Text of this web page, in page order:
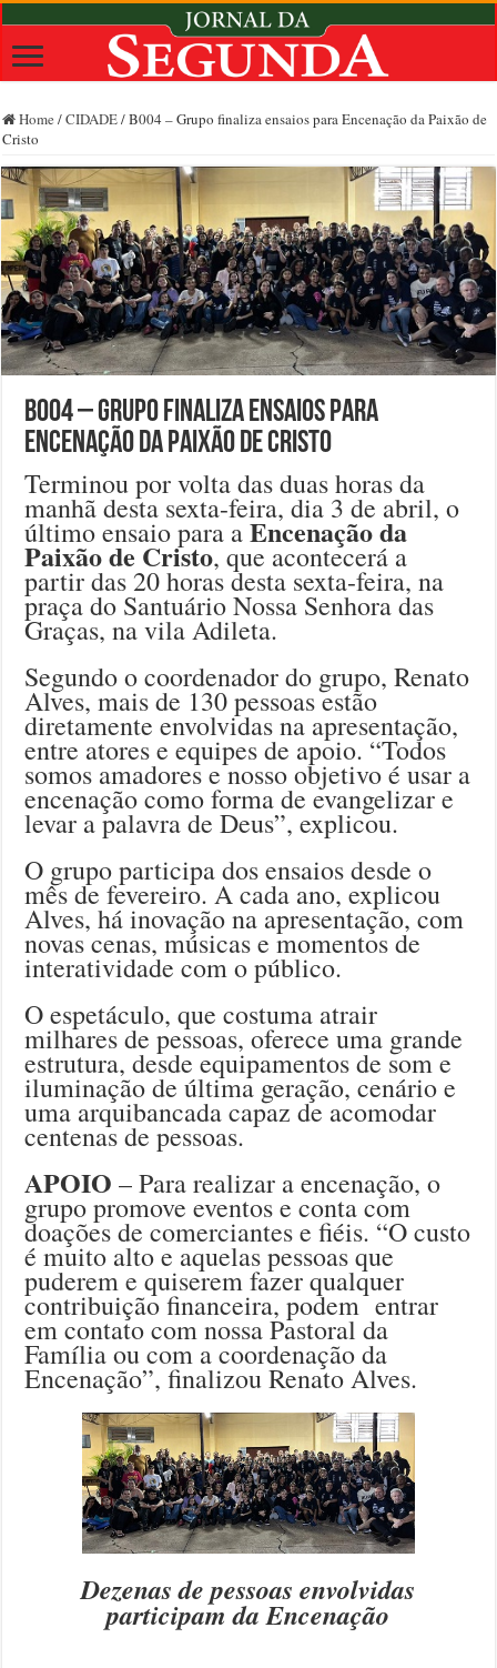
Home /CIDADE/B004 – Grupo finaliza ensaios para Encenação da Paixão de
Cristo
B004 – Grupo finaliza ensaios para
Encenação da Paixão de Cristo
Terminou por volta das duas horas da
manhã desta sexta-feira, dia 3 de abril, o
último ensaio para aEncenação da
Paixão de Cristo, que acontecerá a
partir das 20 horas desta sexta-feira, na
praça do Santuário Nossa Senhora das
Graças, na vila Adileta.
Segundo o coordenador do grupo, Renato
Alves, mais de 130 pessoas estão
diretamente envolvidas na apresentação,
entre atores e equipes de apoio. “Todos
somos amadores e nosso objetivo é usar a
encenação como forma de evangelizar e
levar a palavra de Deus”, explicou.
O grupo participa dos ensaios desde o
mês de fevereiro. A cada ano, explicou
Alves, há inovação na apresentação, com
novas cenas, músicas e momentos de
interatividade com o público.
O espetáculo, que costuma atrair
milhares de pessoas, oferece uma grande
estrutura, desde equipamentos de som e
iluminação de última geração, cenário e
uma arquibancada capaz de acomodar
centenas de pessoas.
APOIO – Para realizar a encenação, o
grupo promove eventos e conta com
doações de comerciantes e fiéis. “O custo
é muito alto e aquelas pessoas que
puderem e quiserem fazer qualquer
contribuição financeira, podem entrar
em contato com nossa Pastoral da
Família ou com a coordenação da
Encenação”, finalizou Renato Alves.
Dezenas de pessoas envolvidas
participam da Encenação